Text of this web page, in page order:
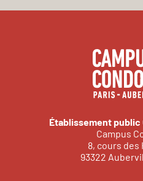
Établissement
Campus
8, cours des
93322